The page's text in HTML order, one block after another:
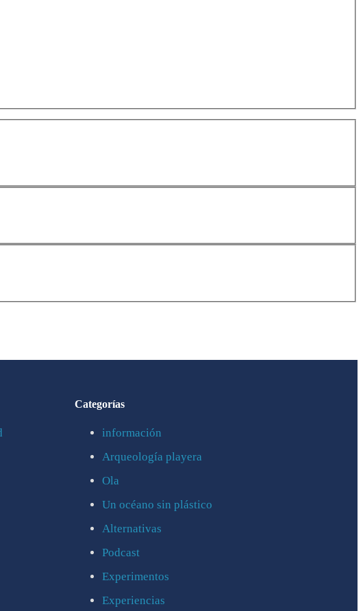
Categorías
información
Arqueología playera
Ola
Un océano sin plástico
Alternativas
Podcast
Experimentos
Experiencias